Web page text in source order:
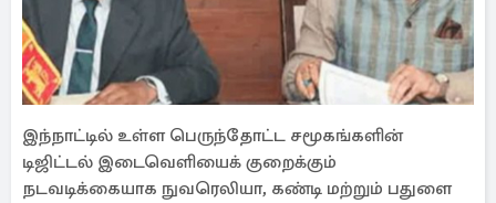
இந்நாட்டில் உள்ள பெருந்தோட்ட சமூகங்களின்
டிஜிட்டல் இடைவெளியைக் குறைக்கும்
நடவடிக்கையாக நுவரெலியா, கண்டி மற்றும் பதுளை